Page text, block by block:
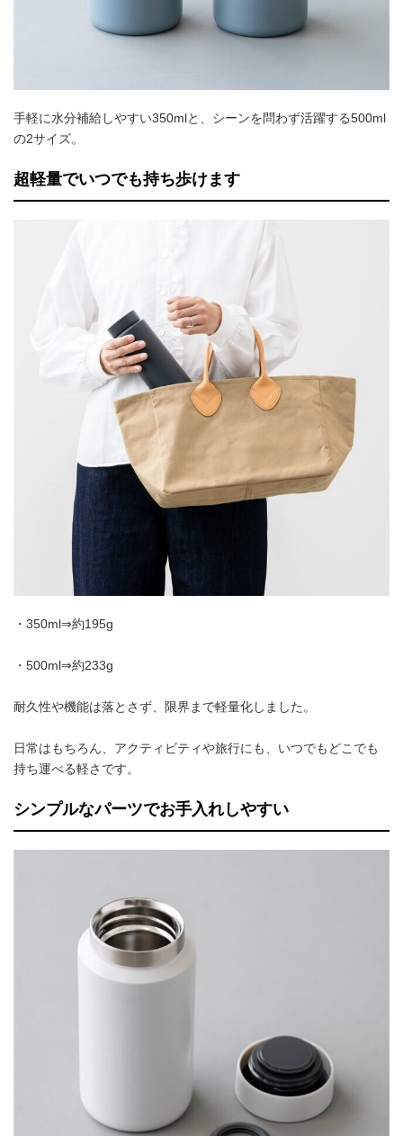
手軽に水分補給しやすい350mlと、シーンを問わず活躍する500ml
の2サイズ。
超軽量でいつでも持ち歩けます
・350ml⇒約195g
・500ml⇒約233g
耐久性や機能は落とさず、限界まで軽量化しました。
日常はもちろん、アクティビティや旅行にも、いつでもどこでも
持ち運べる軽さです。
シンプルなパーツでお手入れしやすい